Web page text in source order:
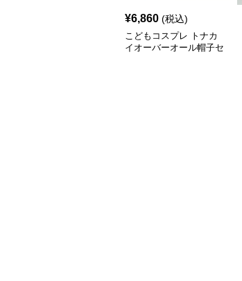
¥6,860 (税込)
こどもコスプレ トナカ
イオーバーオール帽子セ